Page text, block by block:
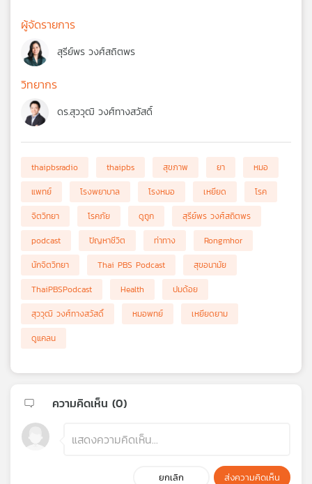
ผู้จัดรายการ
สุรีย์พร วงศ์สถิตพร
วิทยากร
ดร.สุววุฒิ วงศ์ทางสวัสดิ์
thaipbsradio thaipbs สุขภาพ ยา
หมอ
แพทย์
โรงพยาบาล โรงหมอ เหยียด
โรค
จิตวิทยา
โรคภัย ดูถูก
สุรีย์พร วงศ์สถิตพร
podcast
ปัญหาชีวิต ท่าทาง
Rongmhor
นักจิตวิทยา
Thai PBS Podcast
สุขอนามัย
ThaiPBSPodcast
Health
ปมด้อย
สุววุฒิ วงศ์ทางสวัสดิ์
หมอพทย์
เหยียดยาม
ดูแคลน
ความคิดเห็น (0)
ยกเลิก ส่งความคิดเห็น